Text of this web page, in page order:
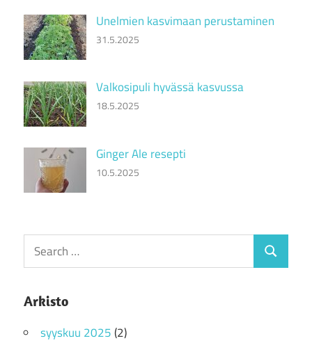
Unelmien kasvimaan perustaminen
31.5.2025
Valkosipuli hyvässä kasvussa
18.5.2025
Ginger Ale resepti
10.5.2025
Search
for:
Search
Arkisto
syyskuu 2025(2)